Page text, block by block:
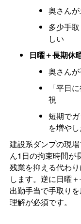
奥さん
多少手
しい
日曜＋長期休
奥さん
「平日
視
短期で
を増や
建設系ダンプの現
ん1日の拘束時間が
残業を抑える代わ
します。逆に日曜
出勤手当で手取り
理解が必須です。